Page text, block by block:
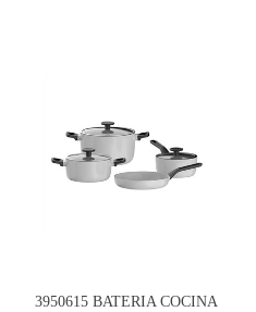
3950615 BATERIA COCINA